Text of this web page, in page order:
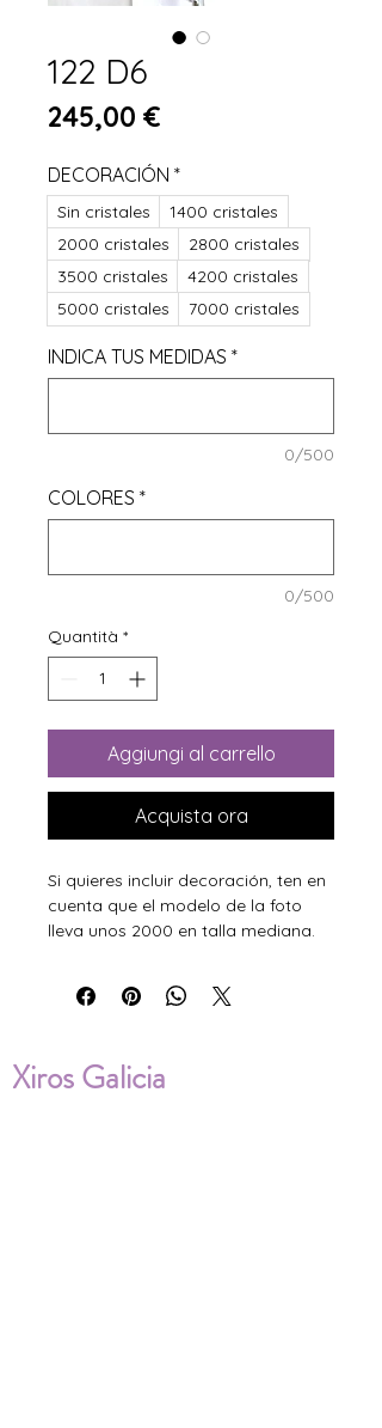
122 D6
245,00 €
DECORACIÓN *
Sin cristales
1400 cristales
2000 cristales
2800 cristales
3500 cristales
4200 cristales
5000 cristales
7000 cristales
INDICA TUS MEDIDAS *
0/500
COLORES *
0/500
Quantità *
Aggiungi al carrello
Acquista ora
Si quieres incluir decoración, ten en
cuenta que el modelo de la foto
lleva unos 2000 en talla mediana.
Xiros Galicia